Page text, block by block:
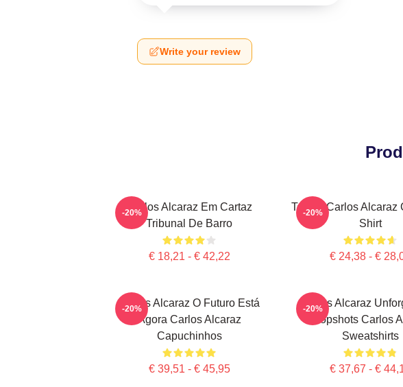
Write your review
Carlos Alcaraz Em Cartaz
Tribunal De Barro
€ 18,21 - € 42,22
-20%
Tennis Carlos Alcaraz
Shirt
€ 24,38 - €
-20%
Carlos Alcaraz O Futuro Está
Agora Carlos Alcaraz
Capuchinhos
€ 39,51 - € 45,95
-20%
Carlos Alcaraz
Dropshots Carlos
Sweatshirts
€ 37,67 - €
-20%